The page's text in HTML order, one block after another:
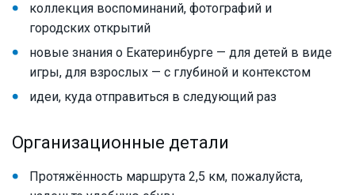
коллекция воспоминаний, фотографий и
городских открытий
новые знания о Екатеринбурге — для детей в виде
игры, для взрослых — с глубиной и контекстом
идеи, куда отправиться в следующий раз
Организационные детали
Протяжённость маршрута 2,5 км, пожалуйста,